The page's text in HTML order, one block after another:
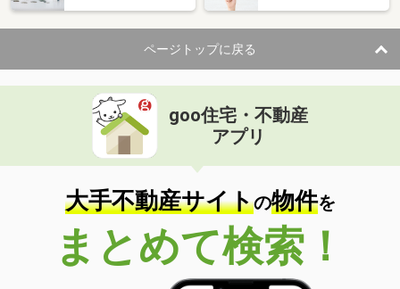
ページトップに戻る
goo住宅・不動産
アプリ
大手不動産サイトの物件を
まとめて検索！